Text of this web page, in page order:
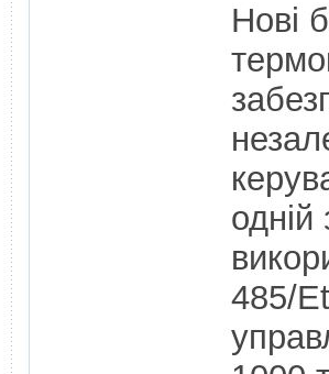
Нові
одній
485/